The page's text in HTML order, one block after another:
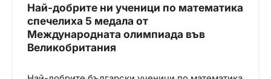
Най-добрите ни ученици по математика
спечелиха 5 медала от
Международната олимпиада във
Великобритания